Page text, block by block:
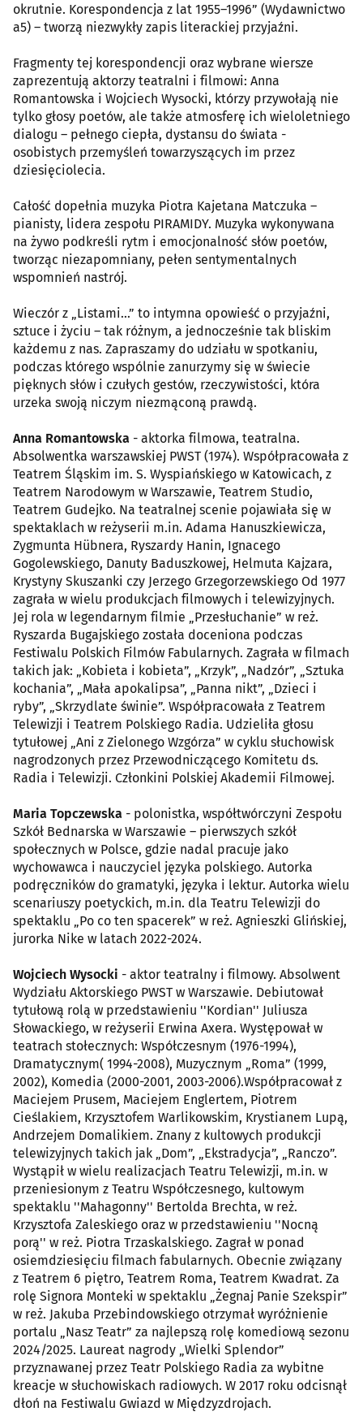
okrutnie. Korespondencja z lat 1955–1996” (Wydawnictwo
a5) – tworzą niezwykły zapis literackiej przyjaźni.
Fragmenty tej korespondencji oraz wybrane wiersze
zaprezentują aktorzy teatralni i filmowi: Anna
Romantowska i Wojciech Wysocki, którzy przywołają nie
tylko głosy poetów, ale także atmosferę ich wieloletniego
dialogu – pełnego ciepła, dystansu do świata -
osobistych przemyśleń towarzyszących im przez
dziesięciolecia.
Całość dopełnia muzyka Piotra Kajetana Matczuka –
pianisty, lidera zespołu PIRAMIDY. Muzyka wykonywana
na żywo podkreśli rytm i emocjonalność słów poetów,
tworząc niezapomniany, pełen sentymentalnych
wspomnień nastrój.
Wieczór z „Listami…” to intymna opowieść o przyjaźni,
sztuce i życiu – tak różnym, a jednocześnie tak bliskim
każdemu z nas. Zapraszamy do udziału w spotkaniu,
podczas którego wspólnie zanurzymy się w świecie
pięknych słów i czułych gestów, rzeczywistości, która
urzeka swoją niczym niezmąconą prawdą.
Anna Romantowska - aktorka filmowa, teatralna.
Absolwentka warszawskiej PWST (1974). Współpracowała z
Teatrem Śląskim im. S. Wyspiańskiego w Katowicach, z
Teatrem Narodowym w Warszawie, Teatrem Studio,
Teatrem Gudejko. Na teatralnej scenie pojawiała się w
spektaklach w reżyserii m.in. Adama Hanuszkiewicza,
Zygmunta Hübnera, Ryszardy Hanin, Ignacego
Gogolewskiego, Danuty Baduszkowej, Helmuta Kajzara,
Krystyny Skuszanki czy Jerzego Grzegorzewskiego Od 1977
zagrała w wielu produkcjach filmowych i telewizyjnych.
Jej rola w legendarnym filmie „Przesłuchanie” w reż.
Ryszarda Bugajskiego została doceniona podczas
Festiwalu Polskich Filmów Fabularnych. Zagrała w filmach
takich jak: „Kobieta i kobieta”, „Krzyk”, „Nadzór”, „Sztuka
kochania”, „Mała apokalipsa”, „Panna nikt”, „Dzieci i
ryby”, „Skrzydlate świnie”. Współpracowała z Teatrem
Telewizji i Teatrem Polskiego Radia. Udzieliła głosu
tytułowej „Ani z Zielonego Wzgórza” w cyklu słuchowisk
nagrodzonych przez Przewodniczącego Komitetu ds.
Radia i Telewizji. Członkini Polskiej Akademii Filmowej.
Maria Topczewska - polonistka, współtwórczyni Zespołu
Szkół Bednarska w Warszawie – pierwszych szkół
społecznych w Polsce, gdzie nadal pracuje jako
wychowawca i nauczyciel języka polskiego. Autorka
podręczników do gramatyki, języka i lektur. Autorka wielu
scenariuszy poetyckich, m.in. dla Teatru Telewizji do
spektaklu „Po co ten spacerek” w reż. Agnieszki Glińskiej,
jurorka Nike w latach 2022-2024.
Wojciech Wysocki - aktor teatralny i filmowy. Absolwent
Wydziału Aktorskiego PWST w Warszawie. Debiutował
tytułową rolą w przedstawieniu ''Kordian'' Juliusza
Słowackiego, w reżyserii Erwina Axera. Występował w
teatrach stołecznych: Współczesnym (1976-1994),
Dramatycznym( 1994-2008), Muzycznym „Roma” (1999,
2002), Komedia (2000-2001, 2003-2006).Współpracował z
Maciejem Prusem, Maciejem Englertem, Piotrem
Cieślakiem, Krzysztofem Warlikowskim, Krystianem Lupą,
Andrzejem Domalikiem. Znany z kultowych produkcji
telewizyjnych takich jak „Dom”, „Ekstradycja”, „Ranczo”.
Wystąpił w wielu realizacjach Teatru Telewizji, m.in. w
przeniesionym z Teatru Współczesnego, kultowym
spektaklu ''Mahagonny'' Bertolda Brechta, w reż.
Krzysztofa Zaleskiego oraz w przedstawieniu ''Nocną
porą'' w reż. Piotra Trzaskalskiego. Zagrał w ponad
osiemdziesięciu filmach fabularnych. Obecnie związany
z Teatrem 6 piętro, Teatrem Roma, Teatrem Kwadrat. Za
rolę Signora Monteki w spektaklu „Żegnaj Panie Szekspir”
w reż. Jakuba Przebindowskiego otrzymał wyróżnienie
portalu „Nasz Teatr” za najlepszą rolę komediową sezonu
2024/2025. Laureat nagrody „Wielki Splendor”
przyznawanej przez Teatr Polskiego Radia za wybitne
kreacje w słuchowiskach radiowych. W 2017 roku odcisnął
dłoń na Festiwalu Gwiazd w Międzyzdrojach.